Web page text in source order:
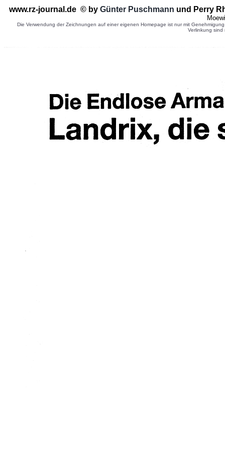
www.rz-journal.de © by Günter Puschmann und Perry
Die Verwendung der Zeichnungen auf einer eigenen Homepage ist nur mit
Verlinkung sind